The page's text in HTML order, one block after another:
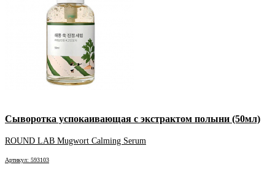
Сыворотка успокаивающая с экстрактом полыни (50мл)
ROUND LAB Mugwort Calming Serum
Артикул: 593103